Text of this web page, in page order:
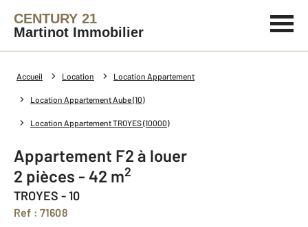
CENTURY 21
Martinot Immobilier
Accueil Location Location Appartement
Location Appartement Aube (10)
Location Appartement TROYES (10000)
Appartement F2 à louer
2 pièces - 42 m2
TROYES - 10
Ref : 71608